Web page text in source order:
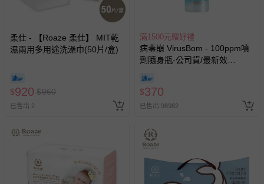
柔仕 - 【Roaze 柔仕】 MIT乾
濕兩用多用途洗澡巾(50片/盒)
$920 $960
已售出 2
滿1500元贈好禮
病毒崩 VirusBom - 100ppm噴
劑隨身瓶-公司貨/最新效
$370
已售出 98982